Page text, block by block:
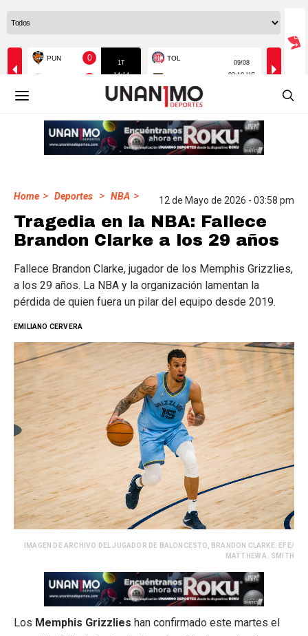
Home > Deportes > NBA > 12 de Mayo de 2026 - 03:58 pm
Tragedia en la NBA: Fallece
Brandon Clarke a los 29 años
Fallece Brandon Clarke, jugador de los Memphis Grizzlies,
a los 29 años. La NBA y la organización lamentan la
pérdida de quien fuera un pilar del equipo desde 2019.
EMILIANO CERVERA
IMAGEN DE ARCHIVO DEL JUGADOR DE BALONCESTO, BRANDON CLARKE. EFE/
MATTHEW A. SMITH
Los Memphis Grizzlies han confirmado este martes el